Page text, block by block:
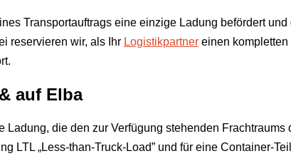
Transportauftrags eine einzige Ladung befördert
reservieren wir, als Ihr Logistikpartner einen
auf Elba
Ladung, die den zur Verfügung stehenden
LTL „Less-than-Truck-Load” und für eine Container-